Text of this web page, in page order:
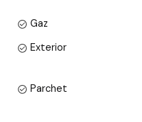
Gaz
Exterior
Parchet